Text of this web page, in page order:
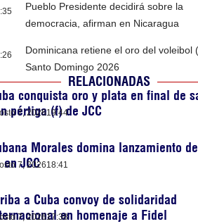
Pueblo Presidente decidirá sobre la
democracia, afirman en Nicaragua
Dominicana retiene el oro del voleibol
Santo Domingo 2026
RELACIONADAS
conquista oro y plata en final de
pértiga (f) de JCC
7, 202619:44
Morales domina lanzamiento
en JCC
7, 202618:41
a Cuba convoy de solidaridad
en homenaje a Fidel
7, 202617:38